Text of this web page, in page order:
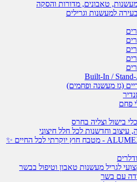
טאבונים, מדורות והסקה
למעשנות וגרילים
(גז מעשנה ופחמים)
וצליה בחרס
וחדשנות לכל חלל חיצוני
- מטבחי חוץ ALUMEX - מטבח חוץ יוקרתי לכל החיים ✨
בשר